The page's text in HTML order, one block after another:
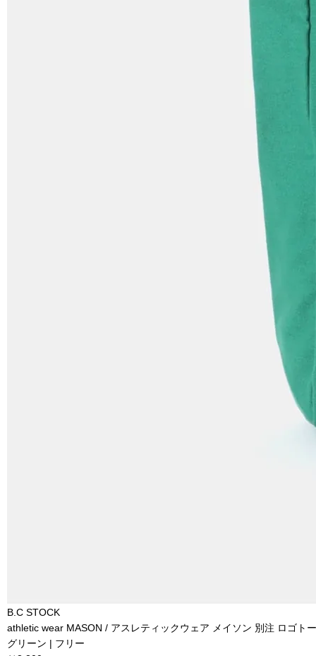
B.C STOCK
athletic wear MASON / アスレティックウェア メイソン 別注 ロゴト
グリーン | フリー